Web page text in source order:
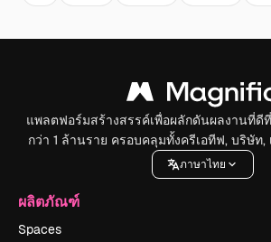
แพลตฟอร์มสร้างสรรค์เพื่อผลักดันผลงานที่
กว่า 1 ล้านราย ครอบคลุมทั้งครีเอทีฟ, บริษัท,
ภาษาไทย
ผลิตภัณฑ์
Spaces